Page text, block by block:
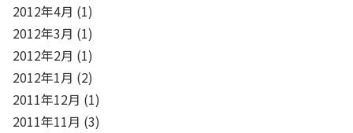
2012年4月 (1)
2012年3月 (1)
2012年2月 (1)
2012年1月 (2)
2011年12月 (1)
2011年11月 (3)